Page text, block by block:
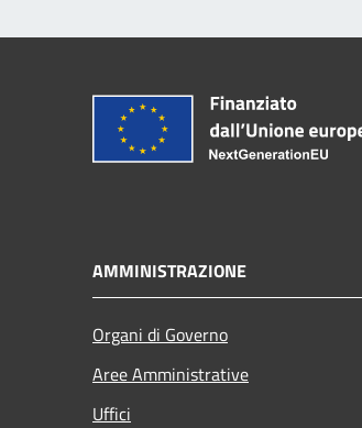
AMMINISTRAZIONE
Organi di Governo
Aree Amministrative
Uffici